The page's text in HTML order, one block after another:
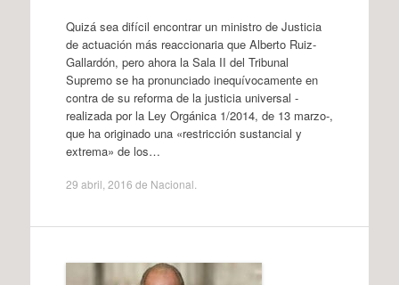
Quizá sea difícil encontrar un ministro de Justicia
de actuación más reaccionaria que Alberto Ruiz-
Gallardón, pero ahora la Sala II del Tribunal
Supremo se ha pronunciado inequívocamente en
contra de su reforma de la justicia universal -
realizada por la Ley Orgánica 1/2014, de 13 marzo-,
que ha originado una «restricción sustancial y
extrema» de los…
29 abril, 2016 de Nacional